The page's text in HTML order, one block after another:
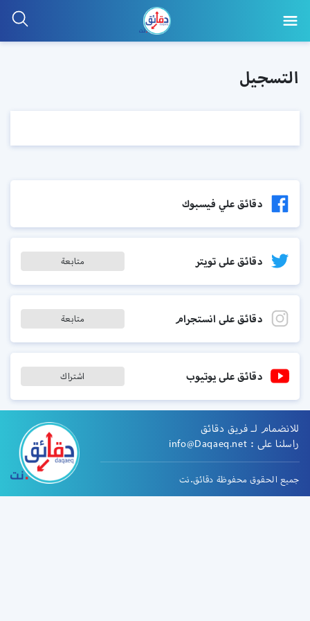
التسجيل
دقائق علي فيسبوك
دقائق على تويتر متابعة
دقائق على انستجرام متابعة
دقائق على يوتيوب اشتراك
للانضمام لـ فريق دقائق
راسلنا على : info@Daqaeq.net
جميع الحقوق محفوظة دقائق.نت